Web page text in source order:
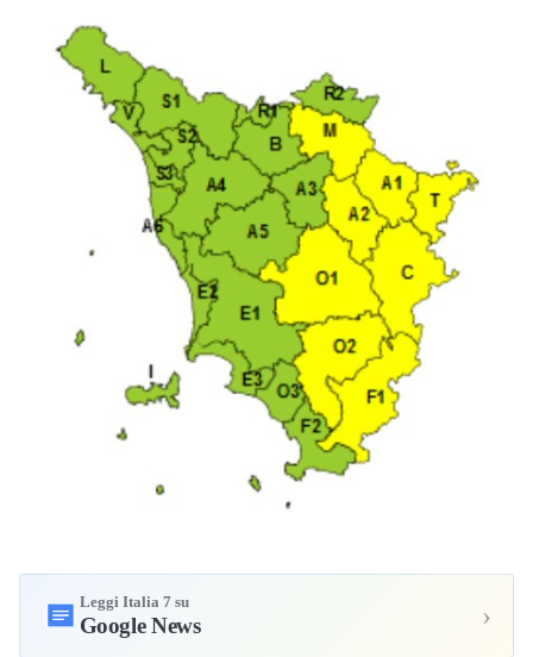
Leggi Italia 7 su
Google News ›